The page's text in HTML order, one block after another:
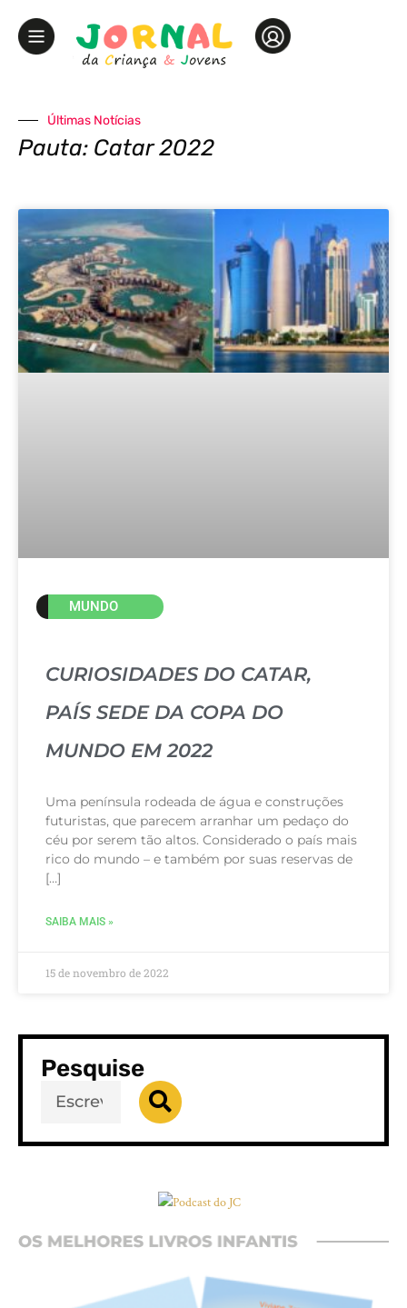
Últimas Notícias
Pauta: Catar 2022
MUNDO
CURIOSIDADES DO CATAR,
PAÍS SEDE DA COPA DO
MUNDO EM 2022
Uma península rodeada de água e construções
futuristas, que parecem arranhar um pedaço do
céu por serem tão altos. Considerado o país mais
rico do mundo – e também por suas reservas de
[…]
SAIBA MAIS »
15 de novembro de 2022
Pesquise